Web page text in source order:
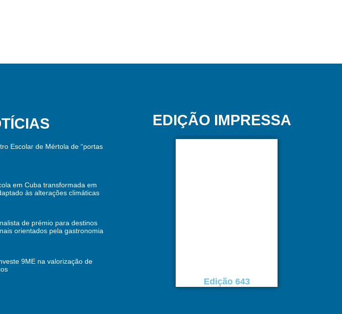
Escolar de Mértola de “portas
em Cuba transformada em
às alterações climáticas
de prémio para destinos
orientados pela gastronomia
9ME na valorização de
EDIÇÃO IMPRESSA
Edição 643